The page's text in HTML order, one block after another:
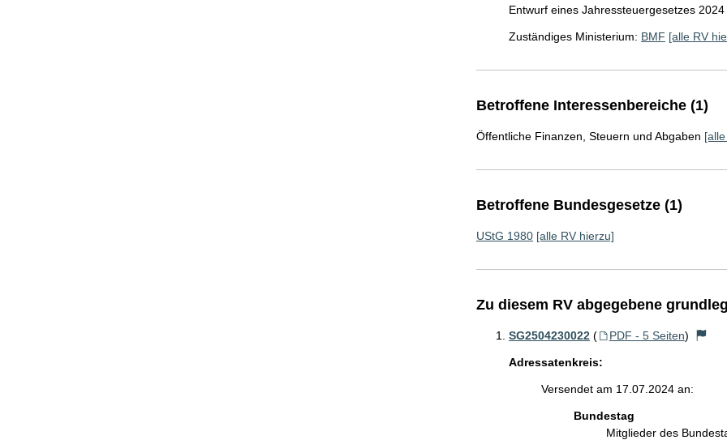
Entwurf eines Jahressteuergesetzes
Zuständiges Ministerium: BMF [alle RV
Betroffene Interessenbereiche (1)
Öffentliche Finanzen, Steuern und Abgaben
Betroffene Bundesgesetze (1)
UStG 1980 [alle RV hierzu]
Zu diesem RV abgegebene
SG2504230022 ( PDF - 5 Seiten)
Adressatenkreis:
Versendet am 17.07.2024 an:
Bundestag
Mitglieder des